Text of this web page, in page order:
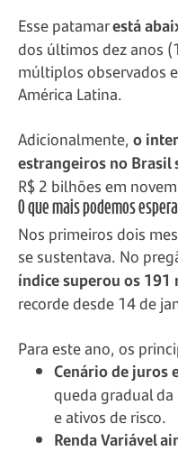
Esse patamarestá
dos últimos dez anos
múltiplos observados
América Latina.
Adicionalmente, o
estrangeiros no Brasil
R$ 2 bilhões em
O que mais podemos
Nos primeiros dois
se sustentava. No
índice superou os 191
recorde desde 14 de
Para este ano, os
Cenário de juros
queda gradual da
e ativos de risco.
Renda Variável